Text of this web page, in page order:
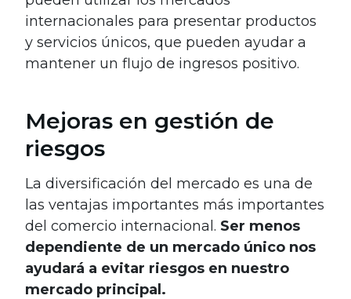
internacionales para presentar productos
y servicios únicos, que pueden ayudar a
mantener un flujo de ingresos positivo.
Mejoras en gestión de
riesgos
La diversificación del mercado es una de
las ventajas importantes más importantes
del comercio internacional. Ser menos
dependiente de un mercado único nos
ayudará a evitar riesgos en nuestro
mercado principal.